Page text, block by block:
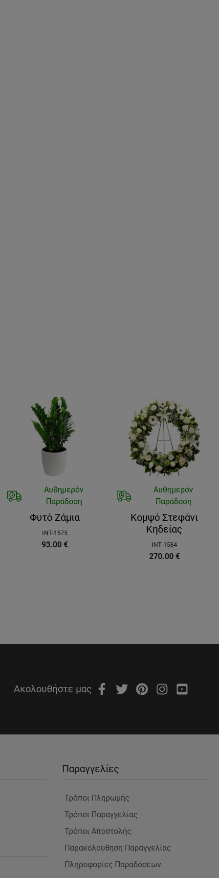
Αυθημερόν
Παράδοση
Φυτό Ζάμια
INT-1575
93.00 €
Αυθημερόν
Παράδοση
Κομψό Στεφάνι
Κηδείας
INT-1584
270.00 €
Ακολουθήστε μας
Παραγγελίες
Τρόποι Πληρωμής
Τρόποι Παραγγελίας
Τρόποι Αποστολής
Παρακολουθηση Παραγγελίας
Πληροφορίες Παραδόσεων